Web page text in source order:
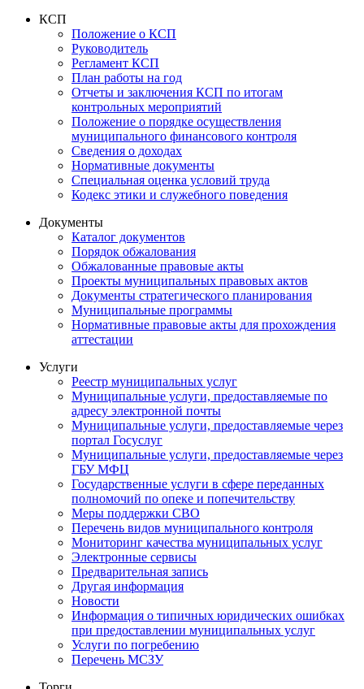
КСП
Положение о КСП
Руководитель
Регламент КСП
План работы на год
Отчеты и заключения КСП по итогам
контрольных мероприятий
Положение о порядке осуществления
муниципального финансового контроля
Сведения о доходах
Нормативные документы
Специальная оценка условий труда
Кодекс этики и служебного поведения
Документы
Каталог документов
Порядок обжалования
Обжалованные правовые акты
Проекты муниципальных правовых актов
Документы стратегического планирования
Муниципальные программы
Нормативные правовые акты для прохождения
аттестации
Услуги
Реестр муниципальных услуг
Муниципальные услуги, предоставляемые по
адресу электронной почты
Муниципальные услуги, предоставляемые через
портал Госуслуг
Муниципальные услуги, предоставляемые через
ГБУ МФЦ
Государственные услуги в сфере переданных
полномочий по опеке и попечительству
Меры поддержки СВО
Перечень видов муниципального контроля
Мониторинг качества муниципальных услуг
Электронные сервисы
Предварительная запись
Другая информация
Новости
Информация о типичных юридических ошибках
при предоставлении муниципальных услуг
Услуги по погребению
Перечень МСЗУ